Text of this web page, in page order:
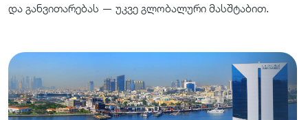
და განვითარებას — უკვე გლობალური მასშტაბით.